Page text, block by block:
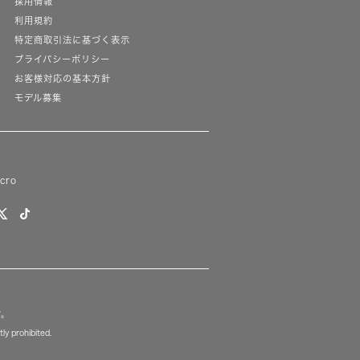
利用規約
特定商取引法に基づく表示
プライバシーポリシー
お客様対応の基本方針
モデル募集
prohibited.